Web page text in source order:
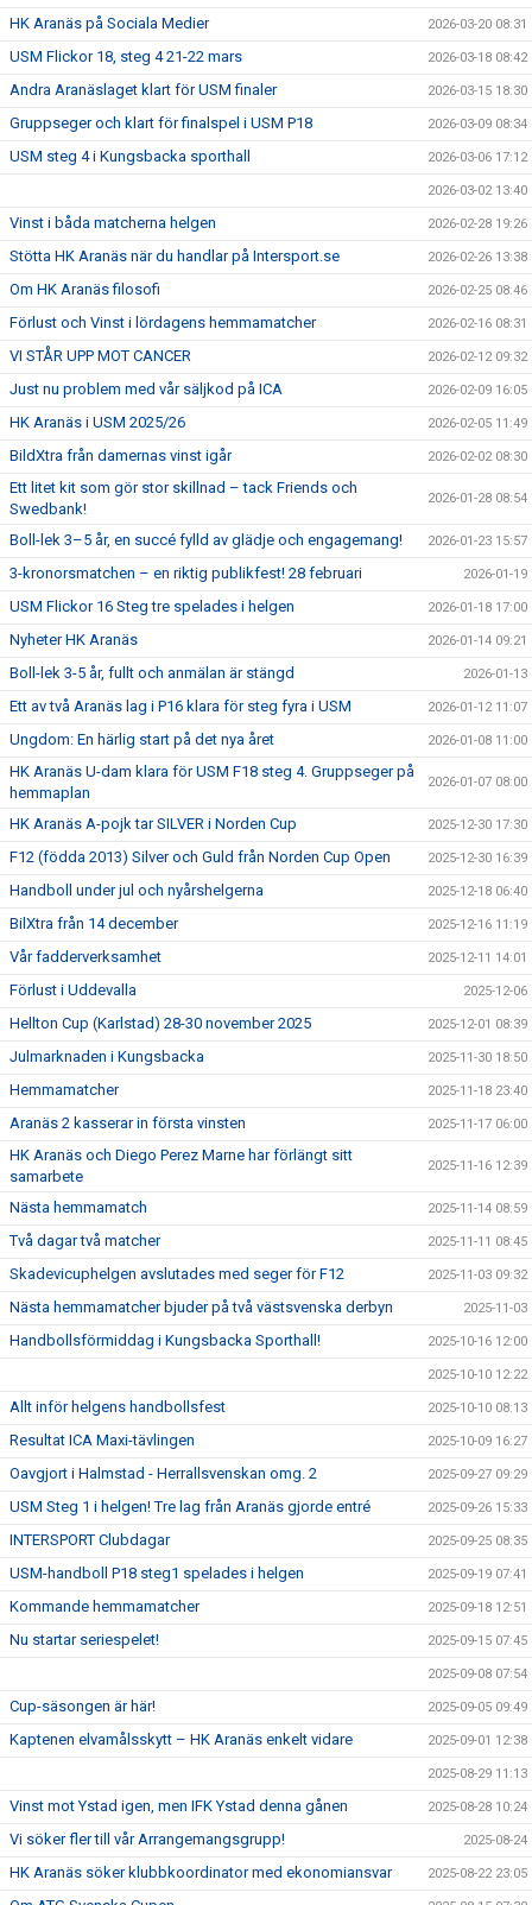
HK Aranäs på Sociala Medier 2026-03-20 08:31
USM Flickor 18, steg 4 21-22 mars 2026-03-18 08:42
Andra Aranäslaget klart för USM finaler 2026-03-15 18:30
Gruppseger och klart för finalspel i USM P18 2026-03-09 08:34
USM steg 4 i Kungsbacka sporthall 2026-03-06 17:12
2026-03-02 13:40
Vinst i båda matcherna helgen 2026-02-28 19:26
Stötta HK Aranäs när du handlar på Intersport.se 2026-02-26 13:38
Om HK Aranäs filosofi 2026-02-25 08:46
Förlust och Vinst i lördagens hemmamatcher 2026-02-16 08:31
VI STÅR UPP MOT CANCER 2026-02-12 09:32
Just nu problem med vår säljkod på ICA 2026-02-09 16:05
HK Aranäs i USM 2025/26 2026-02-05 11:49
BildXtra från damernas vinst igår 2026-02-02 08:30
Ett litet kit som gör stor skillnad – tack Friends och
Swedbank!
2026-01-28 08:54
Boll-lek 3–5 år, en succé fylld av glädje och engagemang! 2026-01-23 15:57
3-kronorsmatchen – en riktig publikfest! 28 februari 2026-01-19
USM Flickor 16 Steg tre spelades i helgen 2026-01-18 17:00
Nyheter HK Aranäs 2026-01-14 09:21
Boll-lek 3-5 år, fullt och anmälan är stängd 2026-01-13
Ett av två Aranäs lag i P16 klara för steg fyra i USM 2026-01-12 11:07
Ungdom: En härlig start på det nya året 2026-01-08 11:00
HK Aranäs U-dam klara för USM F18 steg 4. Gruppseger på
hemmaplan
2026-01-07 08:00
HK Aranäs A-pojk tar SILVER i Norden Cup 2025-12-30 17:30
F12 (födda 2013) Silver och Guld från Norden Cup Open 2025-12-30 16:39
Handboll under jul och nyårshelgerna 2025-12-18 06:40
BilXtra från 14 december 2025-12-16 11:19
Vår fadderverksamhet 2025-12-11 14:01
Förlust i Uddevalla 2025-12-06
Hellton Cup (Karlstad) 28-30 november 2025 2025-12-01 08:39
Julmarknaden i Kungsbacka 2025-11-30 18:50
Hemmamatcher 2025-11-18 23:40
Aranäs 2 kasserar in första vinsten 2025-11-17 06:00
HK Aranäs och Diego Perez Marne har förlängt sitt
samarbete
2025-11-16 12:39
Nästa hemmamatch 2025-11-14 08:59
Två dagar två matcher 2025-11-11 08:45
Skadevicuphelgen avslutades med seger för F12 2025-11-03 09:32
Nästa hemmamatcher bjuder på två västsvenska derbyn 2025-11-03
Handbollsförmiddag i Kungsbacka Sporthall! 2025-10-16 12:00
2025-10-10 12:22
Allt inför helgens handbollsfest 2025-10-10 08:13
Resultat ICA Maxi-tävlingen 2025-10-09 16:27
Oavgjort i Halmstad - Herrallsvenskan omg. 2 2025-09-27 09:29
USM Steg 1 i helgen! Tre lag från Aranäs gjorde entré 2025-09-26 15:33
INTERSPORT Clubdagar 2025-09-25 08:35
USM-handboll P18 steg1 spelades i helgen 2025-09-19 07:41
Kommande hemmamatcher 2025-09-18 12:51
Nu startar seriespelet! 2025-09-15 07:45
2025-09-08 07:54
Cup-säsongen är här! 2025-09-05 09:49
Kaptenen elvamålsskytt – HK Aranäs enkelt vidare 2025-09-01 12:38
2025-08-29 11:13
Vinst mot Ystad igen, men IFK Ystad denna gånen 2025-08-28 10:24
Vi söker fler till vår Arrangemangsgrupp! 2025-08-24
HK Aranäs söker klubbkoordinator med ekonomiansvar 2025-08-22 23:05